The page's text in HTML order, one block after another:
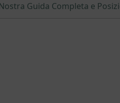
Guida Completa e